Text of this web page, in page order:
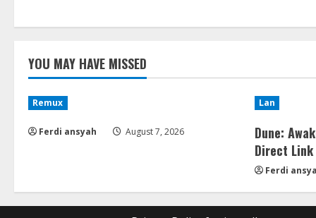
YOU MAY HAVE MISSED
Remux
Ferdi ansyah August 7, 2026
Lan
Dune:
Direct
Ferdi